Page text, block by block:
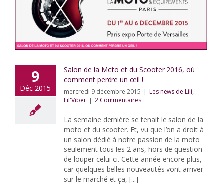
9
Déc 2015
Salon de la Moto et du Scooter 2016, où
comment perdre un œil !
mercredi 9 décembre 2015 | Les news de Lili,
Lil'Viber | 2 Commentaires
La semaine dernière se tenait le salon de la
moto et du scooter. Et, vu que l’on a droit à
un salon dédié à notre passion de la moto
seulement tous les 2 ans, hors de question
de louper celui-ci. Cette année encore plus,
car quelques belles nouveautés vont arriver
sur le marché et ça, [...]